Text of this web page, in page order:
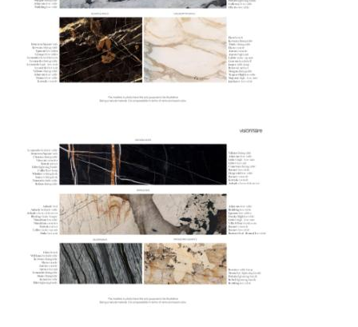
маршрута.
Страхование грузаВсе международные
поставки застрахованы в соответствии с
международными стандартами. Клиенты могут
критичных партий товара.